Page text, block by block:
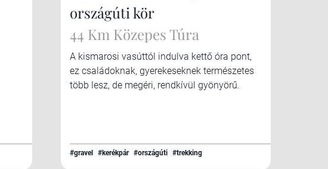
országúti kör
44 Km Közepes Túra
A kismarosi vasúttól indulva kettő óra pont,
ez családoknak, gyerekeseknek természetes
több lesz, de megéri, rendkívül gyönyörű.
#gravel #kerékpár #országúti #trekking